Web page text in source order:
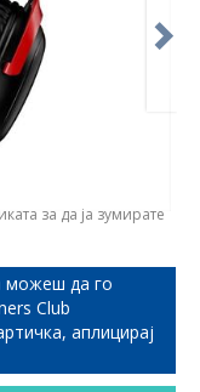
за да ја зумирате
можеш да го
Club
аплицирај